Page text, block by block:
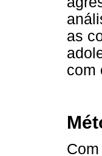
as
com